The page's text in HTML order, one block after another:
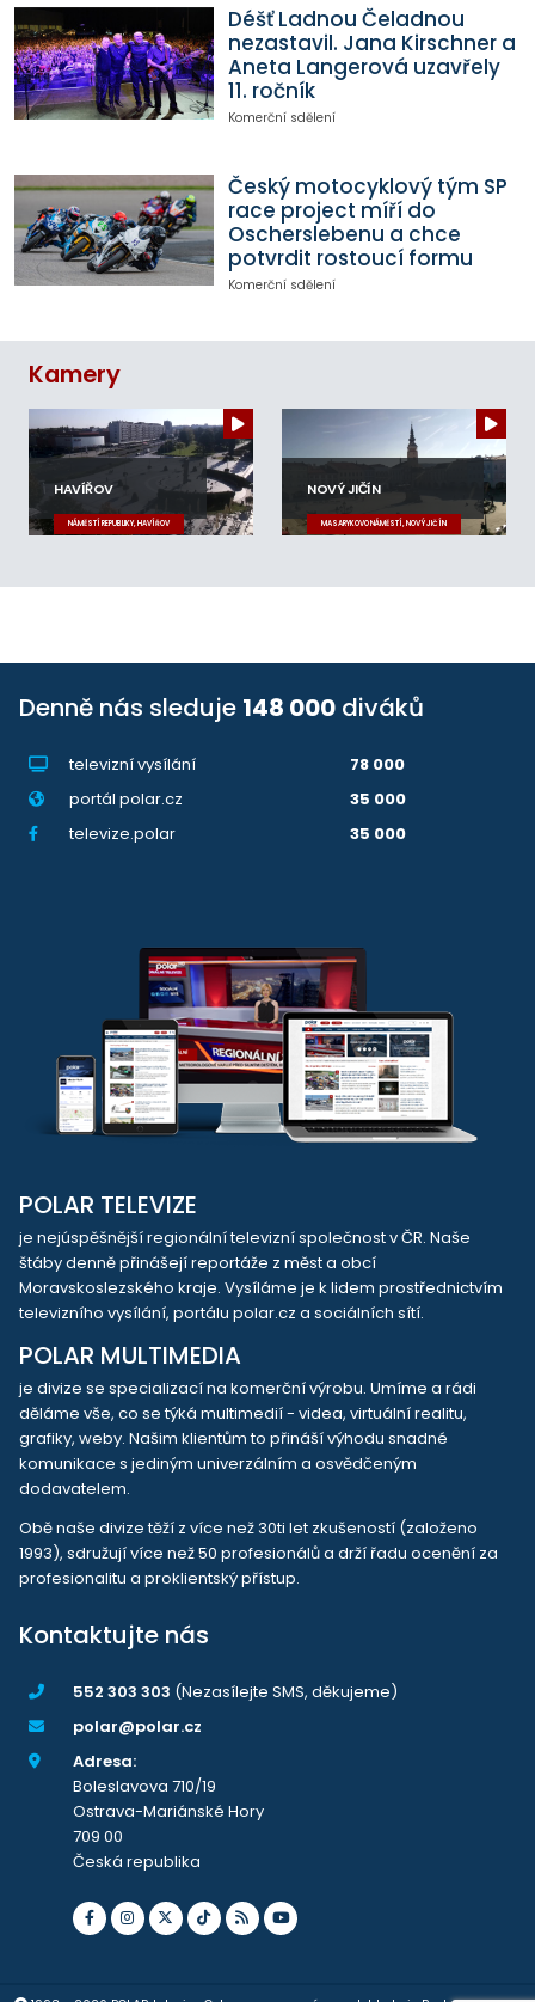
Déšť Ladnou Čeladnou
nezastavil. Jana Kirschner a
Aneta Langerová uzavřely
11. ročník
Komerční sdělení
Český motocyklový tým SP
race project míří do
Oscherslebenu a chce
potvrdit rostoucí formu
Komerční sdělení
Kamery
HAVÍŘOV
NÁMĚSTÍ REPUBLIKY, HAVÍŘOV
NOVÝ JIČÍN
MASARYKOVO NÁMĚSTÍ, NOVÝ JIČÍN
Denně nás sleduje 148 000 diváků
televizní vysílání
78 000
portál polar.cz
35 000
televize.polar
35 000
POLAR TELEVIZE
je nejúspěšnější regionální televizní společnost v ČR. Naše
štáby denně přinášejí reportáže z měst a obcí
Moravskoslezského kraje. Vysíláme je k lidem prostřednictvím
televizního vysílání, portálu polar.cz a sociálních sítí.
POLAR MULTIMEDIA
je divize se specializací na komerční výrobu. Umíme a rádi
děláme vše, co se týká multimedií - videa, virtuální realitu,
grafiky, weby. Našim klientům to přináší výhodu snadné
komunikace s jediným univerzálním a osvědčeným
dodavatelem.
Obě naše divize těží z více než 30ti let zkušeností (založeno
1993), sdružují více než 50 profesionálů a drží řadu ocenění za
profesionalitu a proklientský přístup.
Kontaktujte nás
552 303 303 (Nezasílejte SMS, děkujeme)
polar@polar.cz
Adresa:
Boleslavova 710/19
Ostrava-Mariánské Hory
709 00
Česká republika